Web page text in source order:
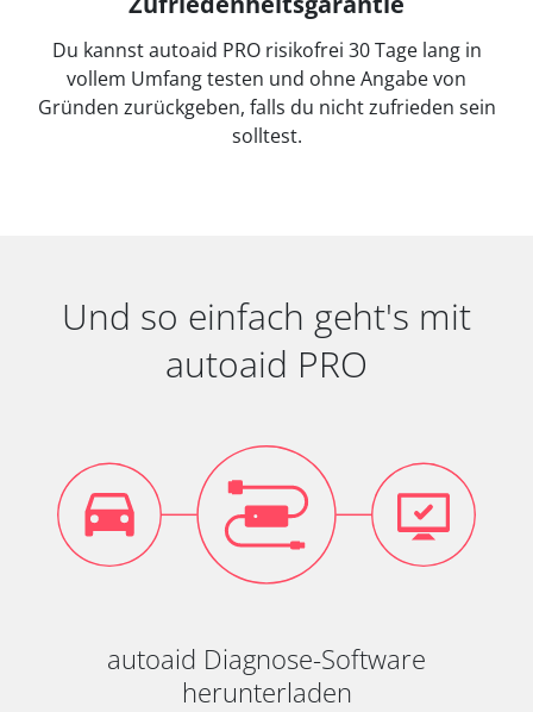
Du kannst autoaid PRO risikofrei 30 Tage lang in
vollem Umfang testen und ohne Angabe von
Gründen zurückgeben, falls du nicht zufrieden sein
solltest.
Und so einfach geht's mit
autoaid PRO
autoaid Diagnose-Software
herunterladen